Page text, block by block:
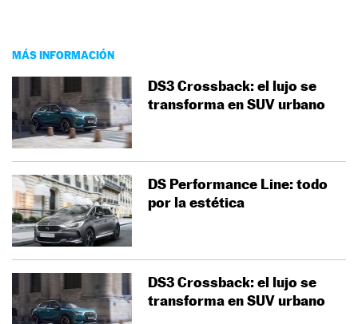
MÁS INFORMACIÓN
DS3 Crossback: el lujo se
transforma en SUV urbano
DS Performance Line: todo
por la estética
DS3 Crossback: el lujo se
transforma en SUV urbano